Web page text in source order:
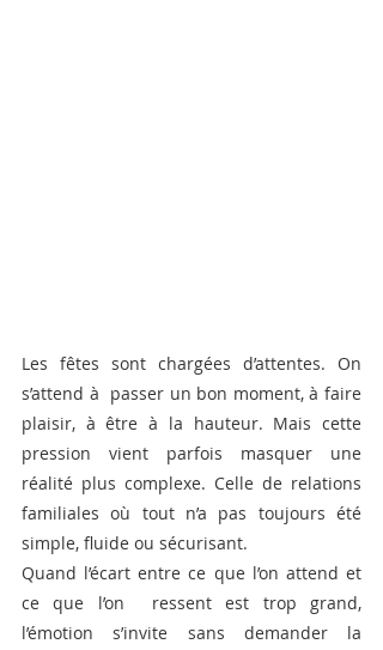
Les fêtes sont chargées d’attentes. On
s’attend à  passer un bon moment, à faire
plaisir, à être à la hauteur. Mais cette
pression vient parfois masquer une
réalité plus complexe. Celle de relations
familiales où tout n’a pas toujours été
simple, fluide ou sécurisant.
Quand l’écart entre ce que l’on attend et
ce que l’on  ressent est trop grand,
l’émotion s’invite sans demander la